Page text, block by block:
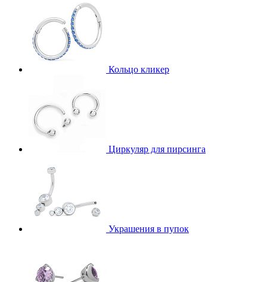
Кольцо кликер
Циркуляр для пирсинга
Украшения в пупок